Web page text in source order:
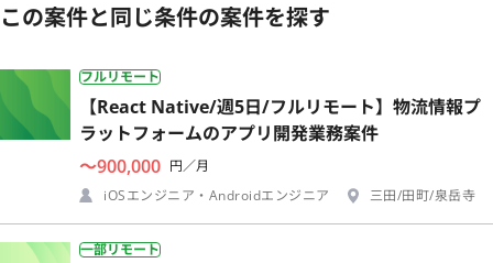
この案件と同じ条件の案件を探す
フルリモート
【React Native/週5日/フルリモート】物流情報プ
ラットフォームのアプリ開発業務案件
〜900,000 円／月
iOSエンジニア・Androidエンジニア
三田/田町/泉岳寺
一部リモート